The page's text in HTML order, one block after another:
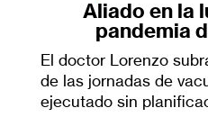
Aliado en la
pandemia
El doctor Lorenzo
de las jornadas de
ejecutado sin